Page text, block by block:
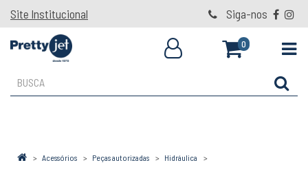
Site Institucional Siga-nos
0
Acessórios Peças autorizadas Hidráulica